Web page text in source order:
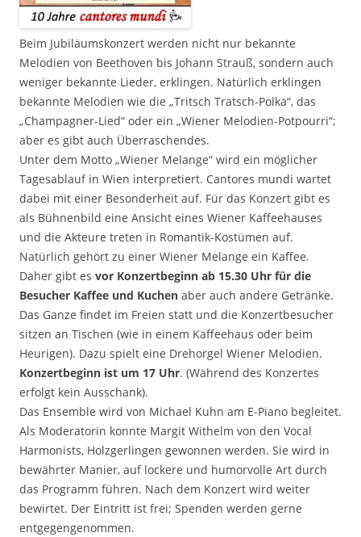
Beim Jubiläumskonzert werden nicht nur bekannte
Melodien von Beethoven bis Johann Strauß, sondern auch
weniger bekannte Lieder, erklingen. Natürlich erklingen
bekannte Melodien wie die „Tritsch Tratsch-Polka“, das
„Champagner-Lied“ oder ein „Wiener Melodien-Potpourri“;
aber es gibt auch Überraschendes.
Unter dem Motto „Wiener Melange“ wird ein möglicher
Tagesablauf in Wien interpretiert. Cantores mundi wartet
dabei mit einer Besonderheit auf. Für das Konzert gibt es
als Bühnenbild eine Ansicht eines Wiener Kaffeehauses
und die Akteure treten in Romantik-Kostümen auf.
Natürlich gehört zu einer Wiener Melange ein Kaffee.
Daher gibt es vor Konzertbeginn ab 15.30 Uhr für die
Besucher Kaffee und Kuchen aber auch andere Getränke.
Das Ganze findet im Freien statt und die Konzertbesucher
sitzen an Tischen (wie in einem Kaffeehaus oder beim
Heurigen). Dazu spielt eine Drehorgel Wiener Melodien.
Konzertbeginn ist um 17 Uhr. (Während des Konzertes
erfolgt kein Ausschank).
Das Ensemble wird von Michael Kuhn am E-Piano begleitet.
Als Moderatorin konnte Margit Withelm von den Vocal
Harmonists, Holzgerlingen gewonnen werden. Sie wird in
bewährter Manier, auf lockere und humorvolle Art durch
das Programm führen. Nach dem Konzert wird weiter
bewirtet. Der Eintritt ist frei; Spenden werden gerne
entgegengenommen.